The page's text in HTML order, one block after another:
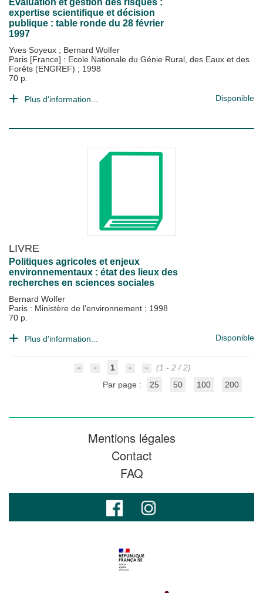
Evaluation et gestion des risques :
expertise scientifique et décision
publique : table ronde du 28 février
1997
Yves Soyeux ; Bernard Wolfer
Paris [France] : Ecole Nationale du Génie Rural, des Eaux et des
Forêts (ENGREF) ; 1998
70 p.
Plus d'information... Disponible
LIVRE
Politiques agricoles et enjeux
environnementaux : état des lieux des
recherches en sciences sociales
Bernard Wolfer
Paris : Ministère de l'environnement ; 1998
70 p.
Plus d'information... Disponible
1
(1 - 2 / 2)
Par page :
25 50 100 200
Mentions légales
Contact
FAQ